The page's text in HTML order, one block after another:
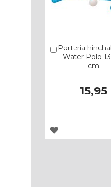
Porteria
Water Polo
cm.
Añadir
AGREGAR